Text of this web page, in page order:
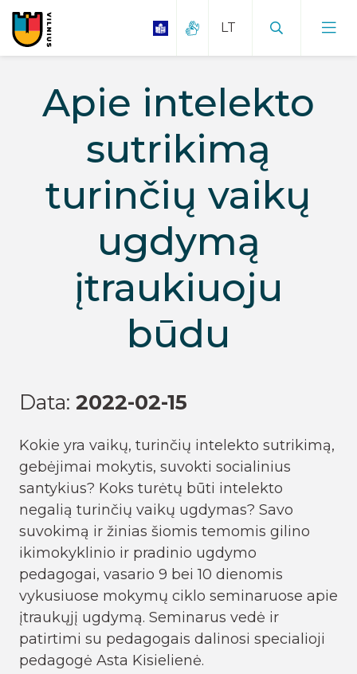
Apie intelekto
sutrikimą
turinčių vaikų
ugdymą
įtraukiuoju
būdu
Data: 2022-02-15
Kokie yra vaikų, turinčių intelekto sutrikimą,
gebėjimai mokytis, suvokti socialinius
santykius? Koks turėtų būti intelekto
negalią turinčių vaikų ugdymas? Savo
suvokimą ir žinias šiomis temomis gilino
ikimokyklinio ir pradinio ugdymo
pedagogai, vasario 9 bei 10 dienomis
vykusiuose mokymų ciklo seminaruose apie
įtraukųjį ugdymą. Seminarus vedė ir
patirtimi su pedagogais dalinosi specialioji
pedagogė Asta Kisielienė.